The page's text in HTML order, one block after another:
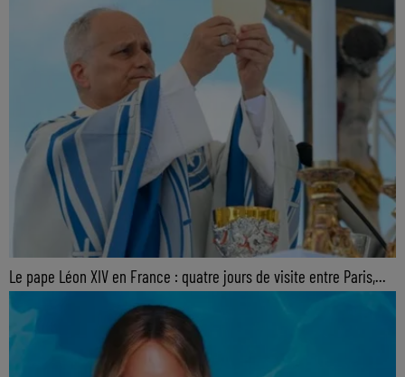
Le pape Léon XIV en France : quatre jours de visite entre Paris,...